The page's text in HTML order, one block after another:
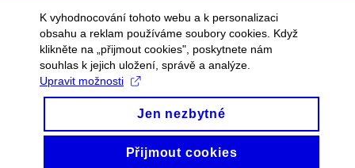
K vyhodnocování tohoto webu a k personalizaci
obsahu a reklam používáme soubory cookies. Když
klikněte na „přijmout cookies", poskytnete nám
souhlas k jejich uložení, správě a analýze.
Upravit možnosti
Jen nezbytné
Přijmout cookies